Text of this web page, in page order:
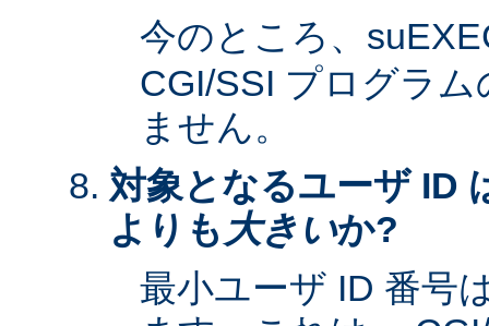
今のところ、
CGI/SSI プログラ
ません。
対象となるユーザ ID
よりも 大きいか?
最小ユーザ ID 番号